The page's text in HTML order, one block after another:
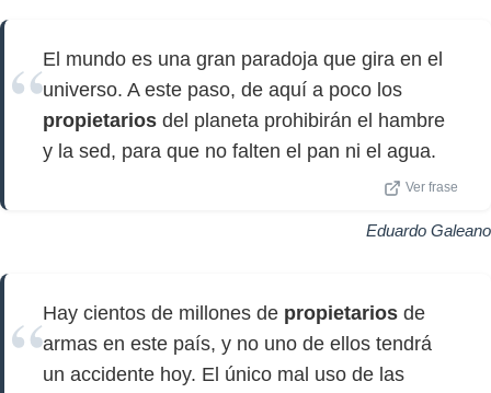
El mundo es una gran paradoja que gira en el
universo. A este paso, de aquí a poco los
propietarios del planeta prohibirán el hambre
y la sed, para que no falten el pan ni el agua.
Ver frase
Eduardo Galeano
Hay cientos de millones de propietarios de
armas en este país, y no uno de ellos tendrá
un accidente hoy. El único mal uso de las